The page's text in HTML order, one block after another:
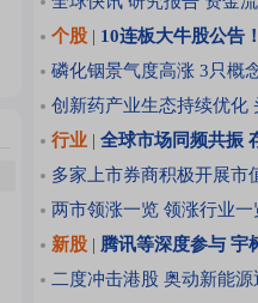
个股 | 10连板大牛股公告
磷化铟景气度高涨 3只概
创新药产业生态持续优化
行业 | 全球市场同频共振
多家上市券商积极开展市
两市领涨一览 领涨行业一
新股 | 腾讯等深度参与 宇
二度冲击港股 奥动新能